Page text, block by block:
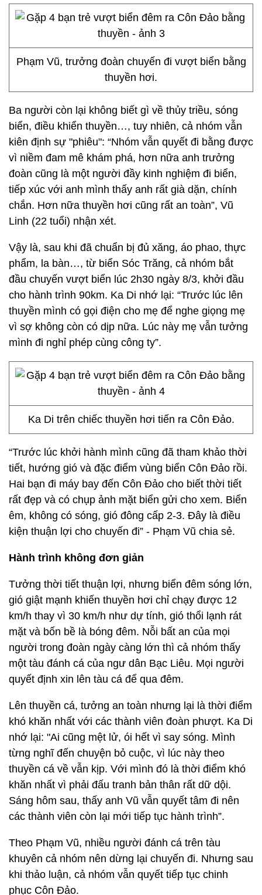
Phạm Vũ, trưởng đoàn chuyến đi vượt biển bằng
thuyền hơi.
Ba người còn lại không biết gì về thủy triều, sóng
biển, điều khiển thuyền…, tuy nhiên, cả nhóm vẫn
kiên định sự "phiêu": “Nhóm vẫn quyết đi bằng được
vì niềm đam mê khám phá, hơn nữa anh trưởng
đoàn cũng là một người đầy kinh nghiệm đi biển,
tiếp xúc với anh mình thấy anh rất già dặn, chính
chắn. Hơn nữa thuyền hơi cũng rất an toàn”, Vũ
Linh (22 tuổi) nhận xét.
Vậy là, sau khi đã chuẩn bị đủ xăng, áo phao, thực
phẩm, la bàn…, từ biển Sóc Trăng, cả nhóm bắt
đầu chuyến vượt biển lúc 2h30 ngày 8/3, khởi đầu
cho hành trình 90km. Ka Di nhớ lại: “Trước lúc lên
thuyền mình có gọi điện cho mẹ để nghe giọng mẹ
vì sợ không còn có dịp nữa. Lúc này mẹ vẫn tưởng
mình đi nghỉ phép cùng công ty”.
Ka Di trên chiếc thuyền hơi tiến ra Côn Đảo.
“Trước lúc khởi hành mình cũng đã tham khảo thời
tiết, hướng gió và đặc điểm vùng biển Côn Đảo rồi.
Hai bạn đi máy bay đến Côn Đảo cho biết thời tiết
rất đẹp và có chụp ảnh mặt biển gửi cho xem. Biển
êm, không có sóng, gió đông cấp 2-3. Đây là điều
kiện thuận lợi cho chuyến đi” - Phạm Vũ chia sẻ.
Hành trình không đơn giản
Tưởng thời tiết thuận lợi, nhưng biển đêm sóng lớn,
gió giật mạnh khiến thuyền hơi chỉ chạy được 12
km/h thay vì 30 km/h như dự tính, gió thổi lạnh rát
mặt và bốn bề là bóng đêm. Nỗi bất an của mọi
người trong đoàn ngày càng lớn thì cả nhóm thấy
một tàu đánh cá của ngư dân Bạc Liêu. Mọi người
quyết định xin lên tàu cá để qua đêm.
Lên thuyền cá, tưởng an toàn nhưng lại là thời điểm
khó khăn nhất với các thành viên đoàn phượt. Ka Di
nhớ lại: "Ai cũng mệt lử, ói hết vì say sóng. Mình
từng nghĩ đến chuyện bỏ cuộc, vì lúc này theo
thuyền cá về vẫn kịp. Với mình đó là thời điểm khó
khăn nhất vì phải đấu tranh bản thân rất dữ dội.
Sáng hôm sau, thấy anh Vũ vẫn quyết tâm đi nên
các thành viên còn lại mới tiếp tục hành trình”.
Theo Phạm Vũ, nhiều người đánh cá trên tàu
khuyên cả nhóm nên dừng lại chuyến đi. Nhưng sau
khi thảo luận, cả nhóm vẫn quyết tiếp tục chinh
phục Côn Đảo.